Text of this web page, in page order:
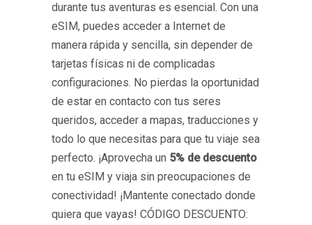
durante tus aventuras es esencial. Con una
eSIM, puedes acceder a Internet de
manera rápida y sencilla, sin depender de
tarjetas físicas ni de complicadas
configuraciones. No pierdas la oportunidad
de estar en contacto con tus seres
queridos, acceder a mapas, traducciones y
todo lo que necesitas para que tu viaje sea
perfecto. ¡Aprovecha un 5% de descuento
en tu eSIM y viaja sin preocupaciones de
conectividad! ¡Mantente conectado donde
quiera que vayas! CÓDIGO DESCUENTO: